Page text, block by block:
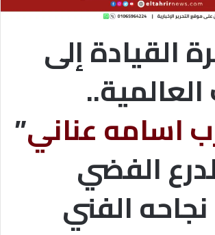
القيادة إلى
اسامه عناني”
الفضي
الفني